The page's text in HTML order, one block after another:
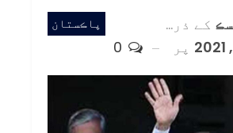
پاڪستان
کے ذریعہ
پر